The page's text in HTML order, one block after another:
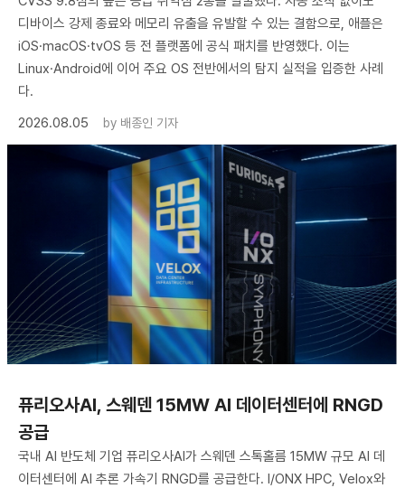
디바이스 강제 종료와 메모리 유출을 유발할 수 있는 결함으로, 애플은
iOS·macOS·tvOS 등 전 플랫폼에 공식 패치를 반영했다. 이는
Linux·Android에 이어 주요 OS 전반에서의 탐지 실적을 입증한 사례
다.
2026.08.05
by 배종인 기자
퓨리오사AI, 스웨덴 15MW AI 데이터센터에 RNGD
공급
국내 AI 반도체 기업 퓨리오사AI가 스웨덴 스톡홀름 15MW 규모 AI 데
이터센터에 AI 추론 가속기 RNGD를 공급한다. I/ONX HPC, Velox와